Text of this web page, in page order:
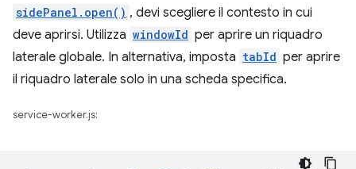
sidePanel.open() , devi scegliere il contesto in cui
deve aprirsi. Utilizza windowId per aprire un riquadro
laterale globale. In alternativa, imposta tabId per aprire
il riquadro laterale solo in una scheda specifica.
service-worker.js: